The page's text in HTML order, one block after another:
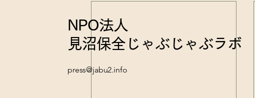
NPO法人
見沼保全じゃぶじゃぶラボ
press@jabu2.info